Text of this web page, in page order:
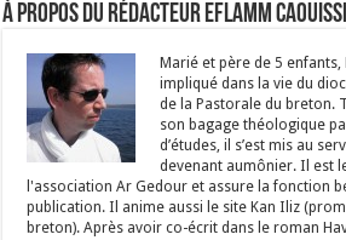
À propos du rédacteur Eflamm
Marié et père de 5
impliqué dans la vie du
de la Pastorale du breton.
son bagage théologique
d’études, il s’est mis au
devenant aumônier. Il est
l'association Ar Gedour et assure la fonction
publication. Il anime aussi le site Kan Iliz
breton). Après avoir co-écrit dans le roman